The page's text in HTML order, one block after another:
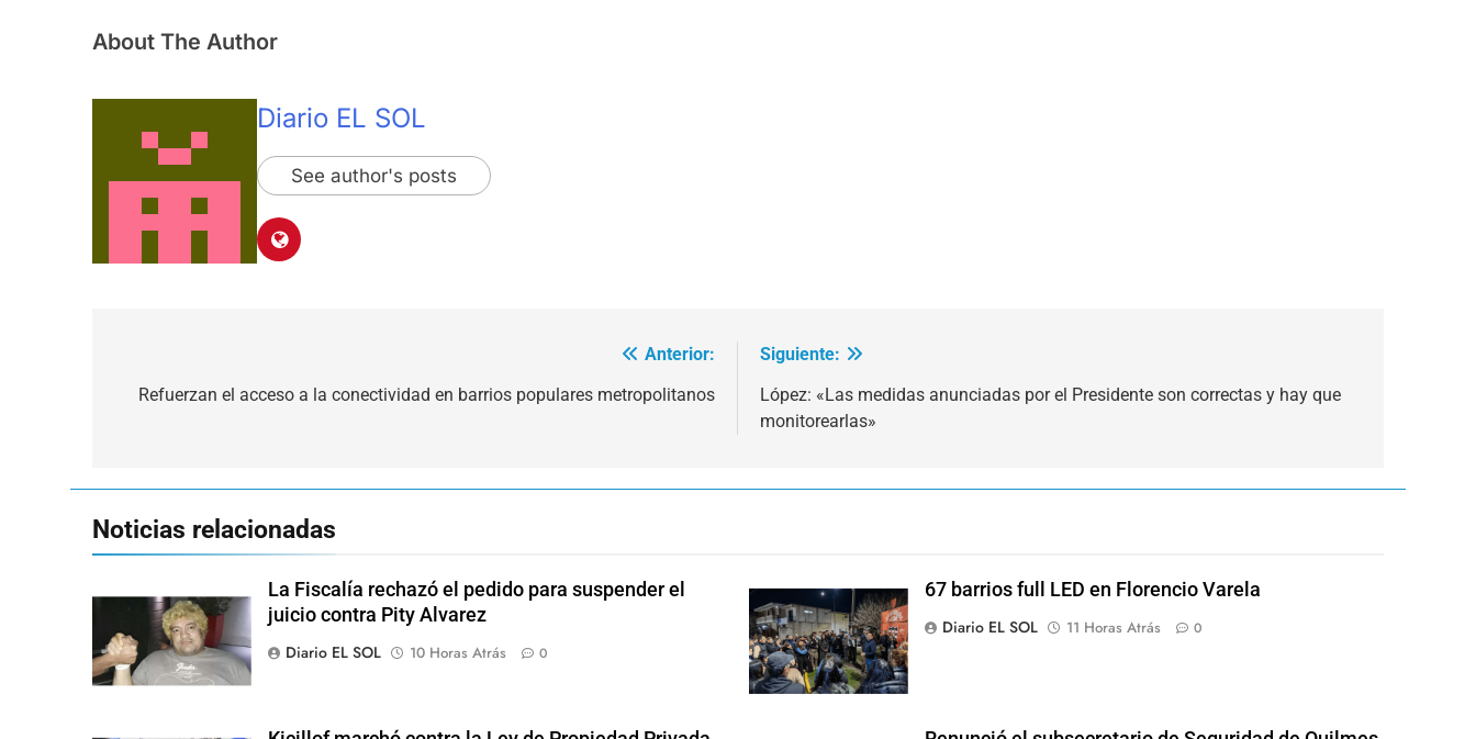
About The Author
Diario EL SOL
See author's posts
de
Anterior:
Refuerzan el acceso a la conectividad en barrios populares metropolitanos
Siguiente:
López: «Las medidas anunciadas por el Presidente son correctas y hay que
monitorearlas»
Noticias relacionadas
La Fiscalía rechazó el pedido para suspender el
juicio contra Pity Alvarez
Diario EL SOL
10 Horas Atrás 0
67 barrios full LED en Florencio Varela
Diario EL SOL
11 Horas Atrás 0